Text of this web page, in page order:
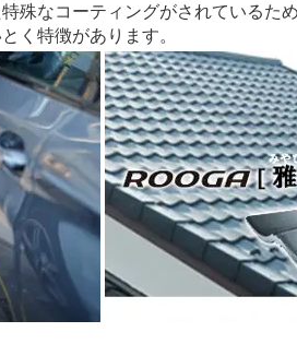
殊なコーティングがされているた
く特徴があります。